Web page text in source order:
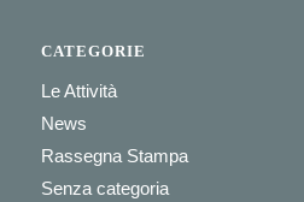
CATEGORIE
Le Attività
News
Rassegna Stampa
Senza categoria